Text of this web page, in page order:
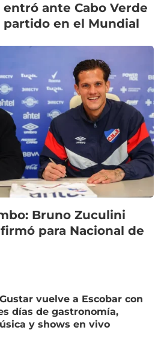
entró ante Cabo Verde
en el Mundial
Bruno Zuculini
para Nacional de
vuelve a Escobar con
días de gastronomía,
y shows en vivo